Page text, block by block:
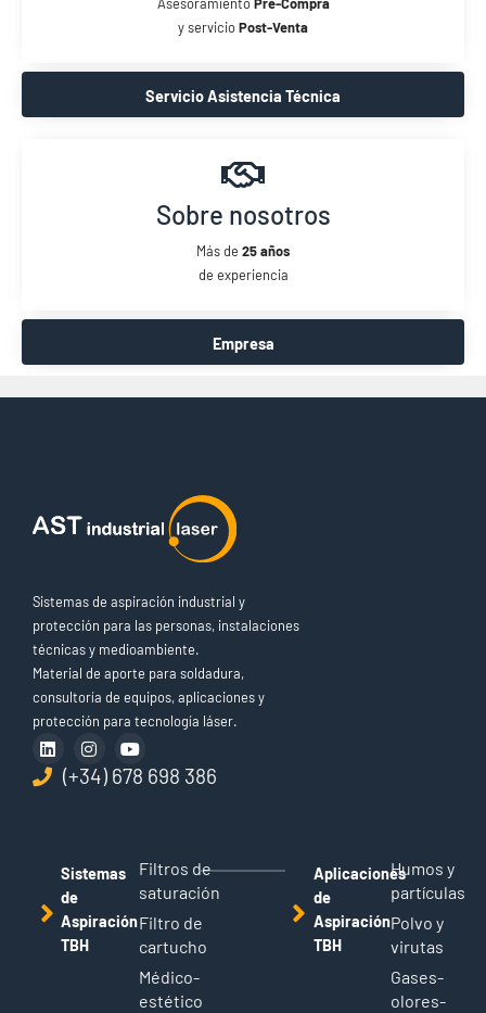
y servicioPost-Venta
Servicio Asistencia Técnica
Sobre nosotros
Más de 25 años
de experiencia
Empresa
Sistemas de aspiración industrial y
protección para las personas, instalaciones
técnicas y medioambiente.
Material de aporte para soldadura,
consultoría de equipos, aplicaciones y
protección para tecnología láser.
(+34) 678 698 386
Sistemas
de
Aspiración
TBH
Filtros de
saturación
Filtro de
cartucho
Médico-
estético
Aplicaciones
de
Aspiración
TBH
Humos y
partículas
Polvo y
virutas
Gases-
olores-